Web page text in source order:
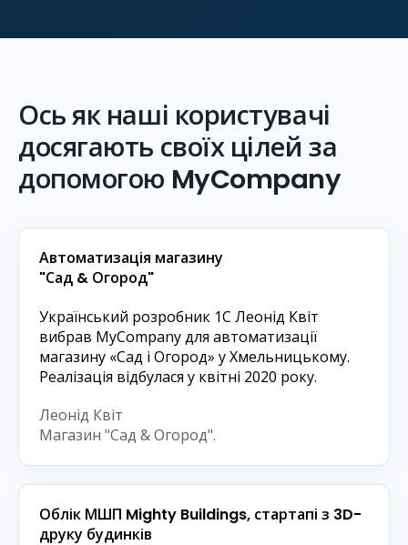
Ось як наші користувачі
досягають своїх цілей за
допомогою MyCompany
Автоматизація магазину
"Сад & Огород"
Український розробник 1С Леонід Квіт
вибрав MyCompany для автоматизації
магазину «Сад і Огород» у Хмельницькому.
Реалізація відбулася у квітні 2020 року.
Леонід Квіт
Магазин "Сад & Огород".
Облік МШП Mighty Buildings, стартапі з 3D-
друку будинків